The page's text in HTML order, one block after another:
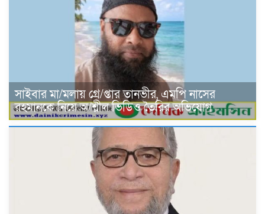
সাইবার মা/মলায় গ্রে/প্তার তানভীর, এমপি নাসের
রহমানকে নিয়ে অ/শ্লীল ভিডিও তৈরির অভিযোগ